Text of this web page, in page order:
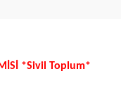
*Sivil Toplum*